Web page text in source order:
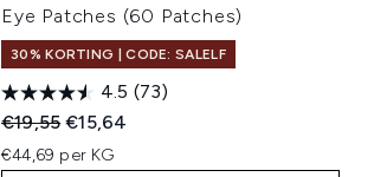
Eye Patches (60 Patches)
30% KORTING | CODE: SALELF
4.5 (73)
Recommended Retail Price:
€19,55Huidige prijs:
€15,64
€44,69 per KG